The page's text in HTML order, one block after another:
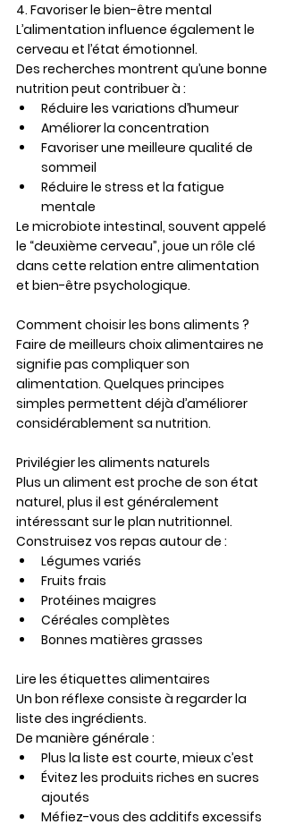
4. Favoriser le bien-être mental
L’alimentation influence également le
cerveau et l’état émotionnel.
Des recherches montrent qu’une bonne
nutrition peut contribuer à :
Réduire les variations d’humeur
Améliorer la concentration
Favoriser une meilleure qualité de
sommeil
Réduire le stress et la fatigue
mentale
Le microbiote intestinal, souvent appelé
le “deuxième cerveau”, joue un rôle clé
dans cette relation entre alimentation
et bien-être psychologique.
Comment choisir les bons aliments ?
Faire de meilleurs choix alimentaires ne
signifie pas compliquer son
alimentation. Quelques principes
simples permettent déjà d’améliorer
considérablement sa nutrition.
Privilégier les aliments naturels
Plus un aliment est proche de son état
naturel, plus il est généralement
intéressant sur le plan nutritionnel.
Construisez vos repas autour de :
Légumes variés
Fruits frais
Protéines maigres
Céréales complètes
Bonnes matières grasses
Lire les étiquettes alimentaires
Un bon réflexe consiste à regarder la
liste des ingrédients.
De manière générale :
Plus la liste est courte, mieux c’est
Évitez les produits riches en sucres
ajoutés
Méfiez-vous des additifs excessifs